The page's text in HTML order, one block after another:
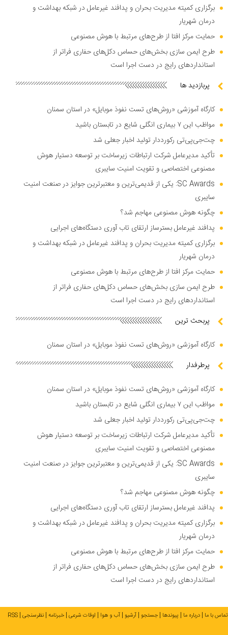
برگزاری کمیته مدیریت بحران و پدافند غیرعامل در شبکه بهداشت و
درمان شهریار
حمایت مرکز افتا از طرح‌های مرتبط با هوش مصنوعی
طرح ایمن سازی بخش‌های حساس دکل‌های حفاری فراتر از
استاندارد‌های رایج در دست اجرا است
پربازدید ها
کارگاه آموزشی «روش‌های تست نفوذ موبایل» در استان سمنان
مواظب این ۷ بیماری انگلی شایع در تابستان باشید
چت‌جی‌پی‌تی رکورددار تولید اخبار جعلی شد
تأکید مدیرعامل شرکت ارتباطات زیرساخت بر توسعه دستیار هوش
مصنوعی اختصاصی و تقویت امنیت سایبری
SC Awards: یکی از قدیمی‌ترین و معتبرترین جوایز در صنعت امنیت
سایبری
چگونه هوش مصنوعی مهاجم شد؟
پدافند غیرعامل بسترساز ارتقای تاب آوری دستگاه‌های اجرایی
برگزاری کمیته مدیریت بحران و پدافند غیرعامل در شبکه بهداشت و
درمان شهریار
حمایت مرکز افتا از طرح‌های مرتبط با هوش مصنوعی
طرح ایمن سازی بخش‌های حساس دکل‌های حفاری فراتر از
استاندارد‌های رایج در دست اجرا است
پربحث ترین
کارگاه آموزشی «روش‌های تست نفوذ موبایل» در استان سمنان
پرطرفدار
کارگاه آموزشی «روش‌های تست نفوذ موبایل» در استان سمنان
مواظب این ۷ بیماری انگلی شایع در تابستان باشید
چت‌جی‌پی‌تی رکورددار تولید اخبار جعلی شد
تأکید مدیرعامل شرکت ارتباطات زیرساخت بر توسعه دستیار هوش
مصنوعی اختصاصی و تقویت امنیت سایبری
SC Awards: یکی از قدیمی‌ترین و معتبرترین جوایز در صنعت امنیت
سایبری
چگونه هوش مصنوعی مهاجم شد؟
پدافند غیرعامل بسترساز ارتقای تاب آوری دستگاه‌های اجرایی
برگزاری کمیته مدیریت بحران و پدافند غیرعامل در شبکه بهداشت و
درمان شهریار
حمایت مرکز افتا از طرح‌های مرتبط با هوش مصنوعی
طرح ایمن سازی بخش‌های حساس دکل‌های حفاری فراتر از
استاندارد‌های رایج در دست اجرا است
تماس با ما درباره ما پیوندها جستجو آرشیو آب و هوا اوقات شرعی خبرنامه نظرسنجی RSS